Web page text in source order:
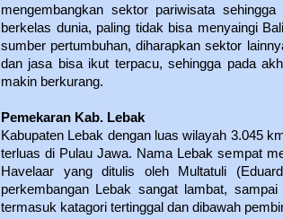
mengembangkan sektor pariwisata
berkelas dunia, paling tidak bisa menyaingi
sumber pertumbuhan, diharapkan sektor
dan jasa bisa ikut terpacu, sehingga pada
makin berkurang.
Pemekaran Kab. Lebak
Kabupaten Lebak dengan luas wilayah 3.045
terluas di Pulau Jawa. Nama Lebak sempat
Havelaar yang ditulis oleh Multatuli
perkembangan Lebak sangat lambat,
termasuk katagori tertinggal dan dibawah